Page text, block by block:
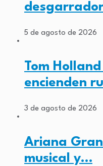
5 de agosto de 2026
Tom
encienden
3 de agosto de 2026
Ariana
musical y…